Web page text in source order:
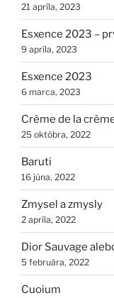
21 apríla, 2023
Esxence 2023 –
9 apríla, 2023
Esxence 2023
6 marca, 2023
Crème de la
25 októbra, 2022
Baruti
16 júna, 2022
Zmysel a zmysly
2 apríla, 2022
Dior Sauvage
5 februára, 2022
Cuoium